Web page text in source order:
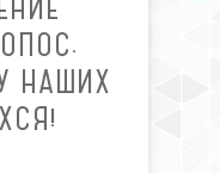
НАШИХ